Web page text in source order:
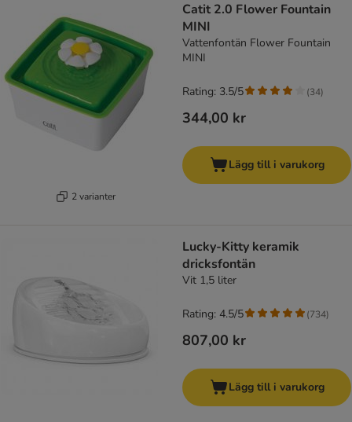
2 varianter
Catit 2.0 Flower Fountain
MINI
Vattenfontän Flower Fountain
MINI
344,00 kr
Rating: 3.5/5 (34)
Lägg till i varukorg
Lucky-Kitty keramik
dricksfontän
Vit 1,5 liter
807,00 kr
Rating: 4.5/5 (734)
Lägg till i varukorg